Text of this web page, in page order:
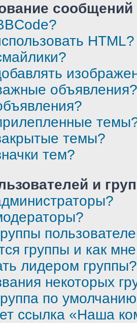
HTML?
объявления?
темы?
тем?
и
группы и как
лидером группы?
некоторых
по
ссылка «Наша